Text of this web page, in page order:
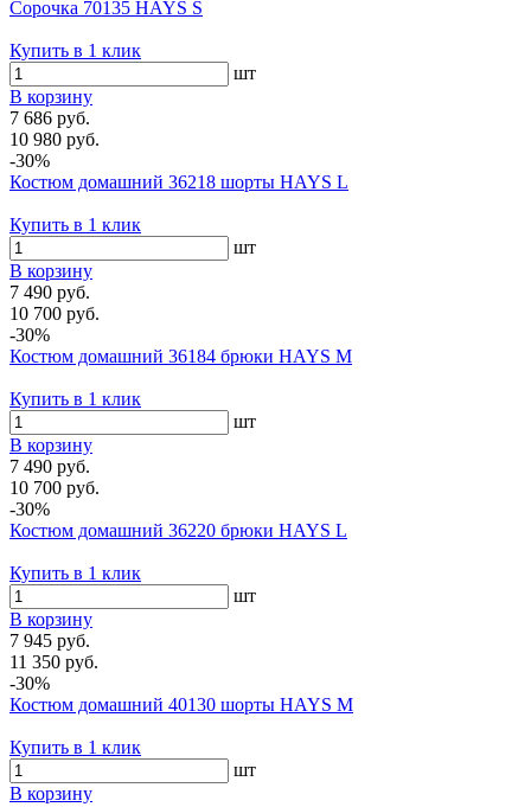
Сорочка 70135 HAYS S
Купить в 1 клик
шт
В корзину
7 686 руб.
10 980 руб.
-30%
Костюм домашний 36218 шорты HAYS L
Купить в 1 клик
шт
В корзину
7 490 руб.
10 700 руб.
-30%
Костюм домашний 36184 брюки HAYS M
Купить в 1 клик
шт
В корзину
7 490 руб.
10 700 руб.
-30%
Костюм домашний 36220 брюки HAYS L
Купить в 1 клик
шт
В корзину
7 945 руб.
11 350 руб.
-30%
Костюм домашний 40130 шорты HAYS M
Купить в 1 клик
шт
В корзину